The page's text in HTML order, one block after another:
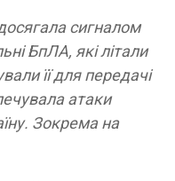
сигналом
БпЛА, які літали
її для передачі
атаки
Зокрема на